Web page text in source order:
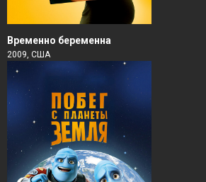
Временно беременна
2009, США